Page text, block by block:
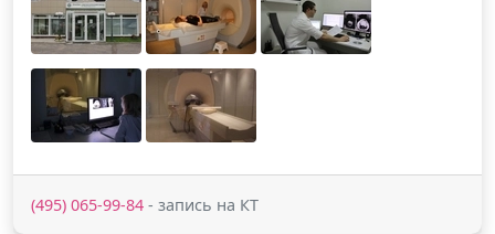
(495) 065-99-84 - запись на КТ